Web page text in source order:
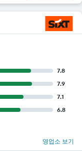
7.8
7.9
7.1
6.8
영업소 보기